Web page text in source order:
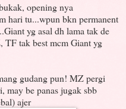
opening nya
hari tu...wpun bkn permanent
yg asal dh lama tak de
tak best mcm Giant yg
gudang pun! MZ pergi
may be panas jugak sbb
ajer